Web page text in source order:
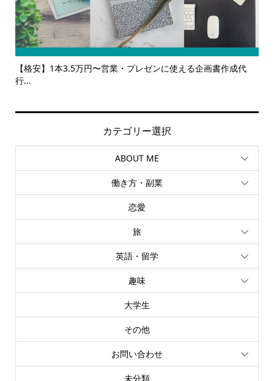
る企画書作成代
【サービス一覧】広報・企画・デザインの単発依
カテゴリー選択
ABOUT ME
働き方・副業
恋愛
旅
英語・留学
趣味
大学生
その他
お問い合わせ
未分類